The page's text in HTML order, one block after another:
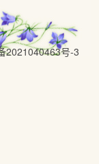
2021040463号-3